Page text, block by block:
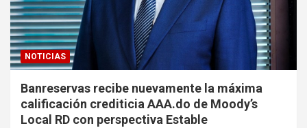
NOTICIAS
Banreservas recibe nuevamente la máxima
calificación crediticia AAA.do de Moody’s
Local RD con perspectiva Estable